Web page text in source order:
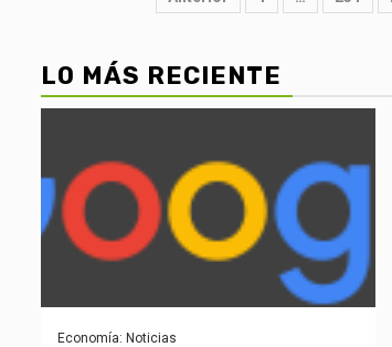
LO MÁS RECIENTE
Economía: Noticias